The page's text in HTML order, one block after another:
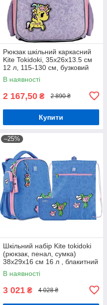
Рюкзак шкільний каркасний
Kite Tokidoki, 35x26x13.5 см
12 л, 115-130 см, бузковий
(TK24-555S)
В наявності
2 167,50 ₴ 2 890 ₴
Купити
–25%
Шкільний набір Kite tokidoki
(рюкзак, пенал, сумка)
38x29x16 см 16 л , блакитний
(SET_TK24-531M)
В наявності
3 021 ₴ 4 028 ₴